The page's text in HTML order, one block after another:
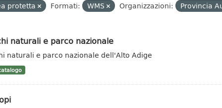
protetta
Formati: WMS Organizzazioni: Provincia
naturali e parco nazionale
naturali e parco nazionale dell'Alto Adige